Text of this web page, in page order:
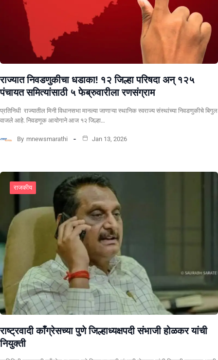
राज्यात निवडणुकीचा धडाका! १२ जिल्हा परिषदा अन् १२५
पंचायत समित्यांसाठी ५ फेब्रुवारीला रणसंग्राम
प्रतिनिधी राज्यातील मिनी विधानसभा मानल्या जाणाऱ्या स्थानिक स्वराज्य संस्थांच्या निवडणुकीचे बिगुल
वाजले आहे. निवडणूक आयोगाने आज १२ जिल्हा…
By mnewsmarathi Jan 13, 2026
राजकीय
राष्ट्रवादी काँग्रेसच्या पुणे जिल्हाध्यक्षपदी संभाजी होळकर यांची
नियुक्ती